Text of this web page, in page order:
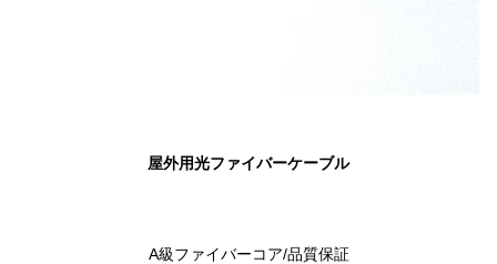
屋外用光ファイバーケーブル
A級ファイバーコア/品質保証